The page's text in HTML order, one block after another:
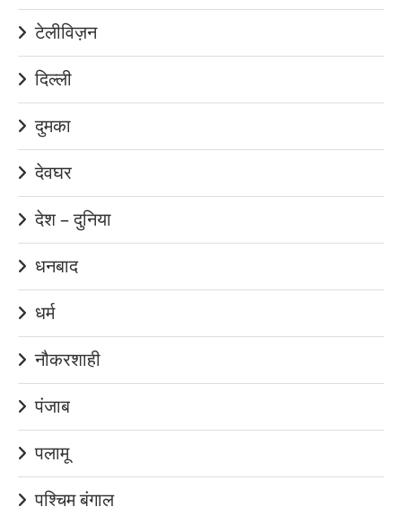
टेलीविज़न
दिल्ली
दुमका
देवघर
देश – दुनिया
धनबाद
धर्म
नौकरशाही
पंजाब
पलामू
पश्चिम बंगाल